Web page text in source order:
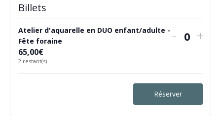
Billets
Atelier d'aquarelle en DUO enfant/adulte -
Fête foraine
65,00€
2 restant(s)
de
billets
pour
-
de
+
Réserver Billets